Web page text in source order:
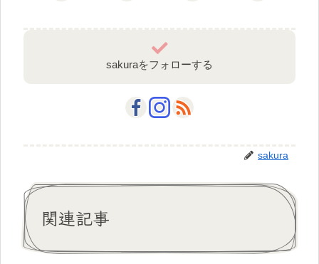
sakuraをフォローする
sakura
関連記事